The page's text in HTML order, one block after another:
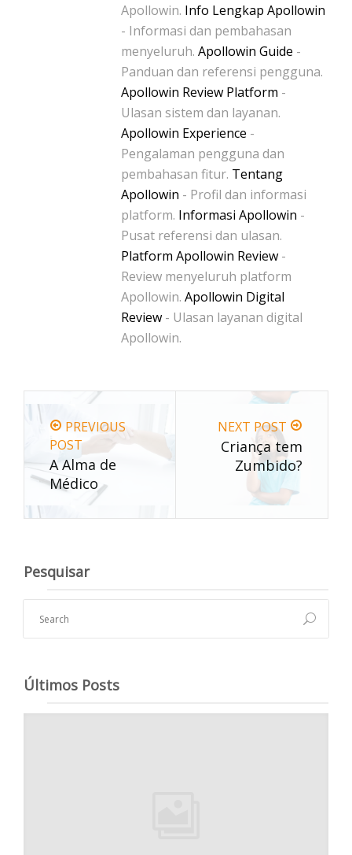
Apollowin. Info Lengkap Apollowin
- Informasi dan pembahasan
menyeluruh. Apollowin Guide -
Panduan dan referensi pengguna.
Apollowin Review Platform -
Ulasan sistem dan layanan.
Apollowin Experience -
Pengalaman pengguna dan
pembahasan fitur. Tentang
Apollowin - Profil dan informasi
platform. Informasi Apollowin -
Pusat referensi dan ulasan.
Platform Apollowin Review -
Review menyeluruh platform
Apollowin. Apollowin Digital
Review - Ulasan layanan digital
Apollowin.
PREVIOUS
POST
A Alma de
Médico
NEXT POST
Criança tem
Zumbido?
Pesquisar
Últimos Posts